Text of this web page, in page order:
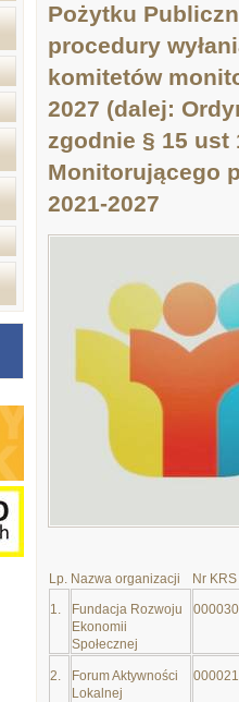
Pożytku
procedury
komitetów
2027 (dalej:
zgodnie § 15 ust
Monitorującego
2021-2027
Lp. Nazwa organizacji
Nr KRS
1.
Fundacja Rozwoju
Ekonomii
Społecznej
2.
Forum Aktywności
Lokalnej